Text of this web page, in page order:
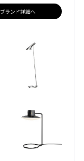
ブランド詳細へ